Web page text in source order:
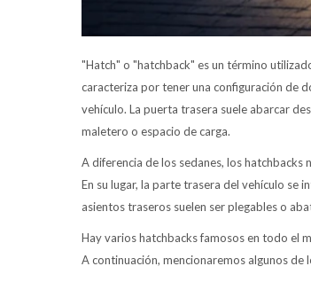
"Hatch" o "hatchback" es un término
caracteriza por tener una configuración de
vehículo. La puerta trasera suele abarcar
maletero o espacio de carga.
A diferencia de los sedanes, los
En su lugar, la parte trasera del vehículo se
asientos traseros suelen ser plegables o
Hay varios hatchbacks famosos en todo el
A continuación, mencionaremos algunos